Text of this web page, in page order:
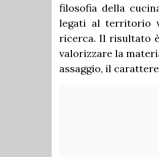
filosofia della
legati al territorio
ricerca. Il risultato
valorizzare la
assaggio, il